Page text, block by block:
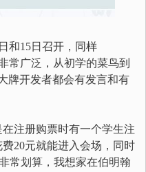
和15日召开，同样
常广泛，从初学的菜鸟到
牌开发者都会有发言和有
注册购票时有一个学生注
20元就能进入会场，同时
常划算，我想家在伯明翰